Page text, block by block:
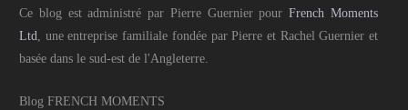
Ce blog est administré par Pierre Guernier pourFrench Moments
Ltd, une entreprise familiale fondée par Pierre et Rachel Guernier et
basée dans le sud-est de l'Angleterre.
Blog FRENCH MOMENTS